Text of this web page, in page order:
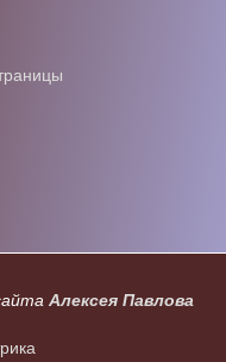
Алексея Павлова